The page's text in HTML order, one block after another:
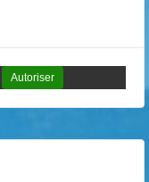
Autoriser